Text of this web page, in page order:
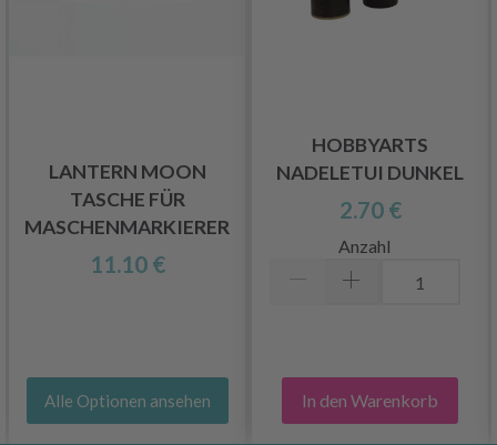
LANTERN MOON
TASCHE FÜR
MASCHENMARKIERER
11.10 €
Alle Optionen ansehen
HOBBYARTS
NADELETUI DUNKEL
2.70 €
Anzahl
In den Warenkorb